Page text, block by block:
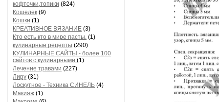
кофточки,топики (824)
Кошелек (9)
Кошки (1)
КРЕАТИВНОЕ ВЯЗАНИЕ (3)
Кто есть кто в мире пасты. (1)
кулинарные рецепты (290)
КУЛИНАРНЫЕ САЙТЫ - более 100
сайтов с кулинарными (1)
Лечение травами (227)
Лиру (31)
Лоскутное - Техника СИНЕЛЬ (4)
Макияж (1)